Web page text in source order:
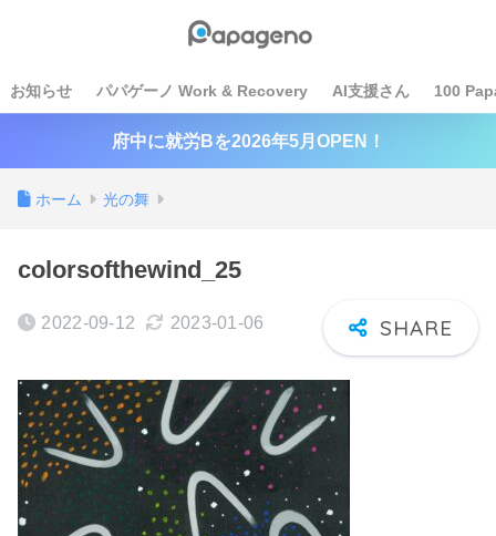
お知らせ パパゲーノ Work & Recovery AI支援さん 100
府中に就労Bを2026年5月OPEN！
ホーム 光の舞
colorsofthewind_25
2022-09-12 2023-01-06